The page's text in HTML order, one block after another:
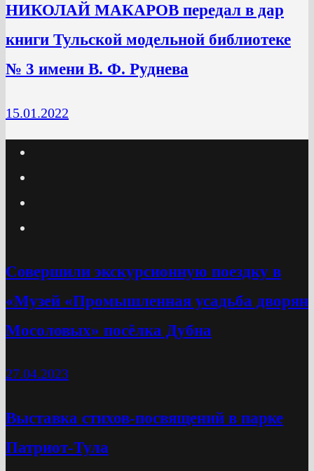
НИКОЛАЙ МАКАРОВ передал в дар
книги Тульской модельной библиотеке
№ 3 имени В. Ф. Руднева
15.01.2022
Cовершили экскурсионную поездку в
«Музей «Промышленная усадьба дворян
Мосоловых» посёлка Дубна
27.04.2023
Выставка стихов-посвящений в парке
Патриот-Тула